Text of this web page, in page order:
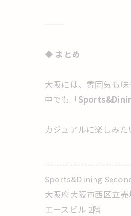
⸻
◆ まとめ
大阪には、雰囲気も味
中でも「
カジュアルに楽しみ
Sports&Dining
大阪府大阪市西区立売
エースビル 2階